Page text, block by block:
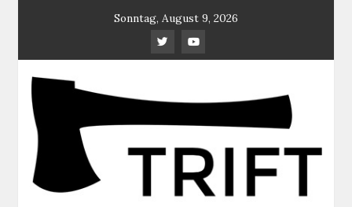
Sonntag, August 9, 2026